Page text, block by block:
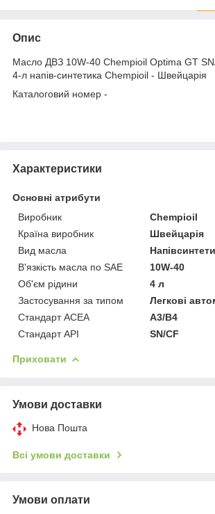
Опис
Масло ДВЗ 10W-40 Chempioil Optima GT SN/
4-л напів-синтетика Chempioil - Швейцарія
Каталоговий номер -
Характеристики
Основні атрибути
Виробник
Chempioil
Країна виробник
Швейцарія
Вид масла
В'язкість масла по SAE
10W-40
Об'єм рідини
4 л
Застосування за типом
Легкові
Стандарт ACEA
A3/B4
Стандарт API
SN/CF
Приховати
Умови доставки
Нова Пошта
Всі умови доставки
Умови оплати